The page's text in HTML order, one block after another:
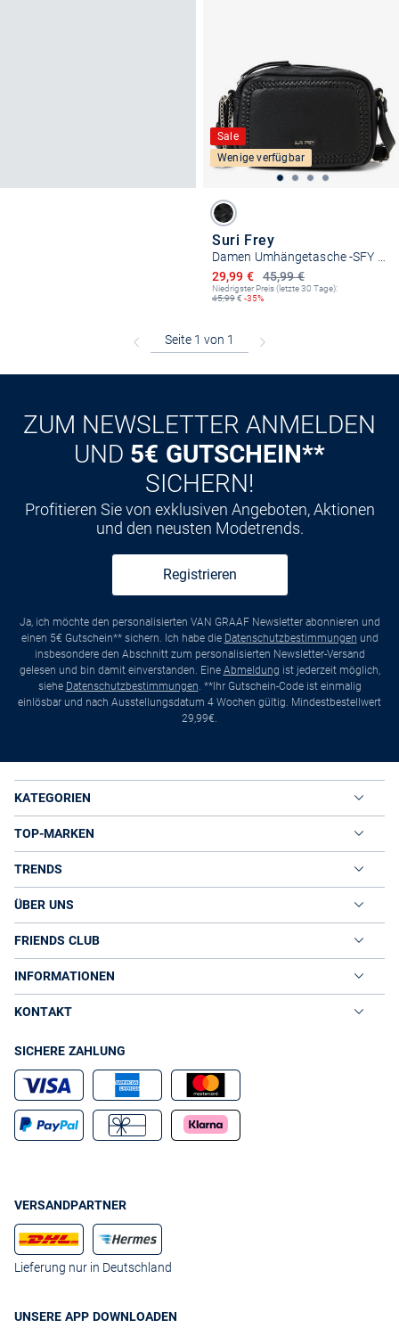
Sale
Wenige verfügbar
Suri Frey
45,99 €
Ermäßigter Preis
29,99 €
Niedrigster Preis (letzte 30 Tage):
45,99€ -35%
ZUM NEWSLETTER ANMELDEN
UND 5€ GUTSCHEIN**
SICHERN!
Profitieren Sie von exklusiven Angeboten, Aktionen
und den neusten Modetrends.
Registrieren
Ja, ich möchte den personalisierten VAN GRAAF Newsletter abonnieren und
einen 5€ Gutschein** sichern. Ich habe die Datenschutzbestimmungen und
insbesondere den Abschnitt zum personalisierten Newsletter-Versand
gelesen und bin damit einverstanden. Eine Abmeldung ist jederzeit möglich,
siehe Datenschutzbestimmungen . **Ihr Gutschein-Code ist einmalig
einlösbar und nach Ausstellungsdatum 4 Wochen gültig. Mindestbestellwert
29,99€.
KATEGORIEN
TOP-MARKEN
TRENDS
ÜBER UNS
FRIENDS CLUB
INFORMATIONEN
KONTAKT
SICHERE ZAHLUNG
VERSANDPARTNER
Lieferung nur in Deutschland
UNSERE APP DOWNLOADEN